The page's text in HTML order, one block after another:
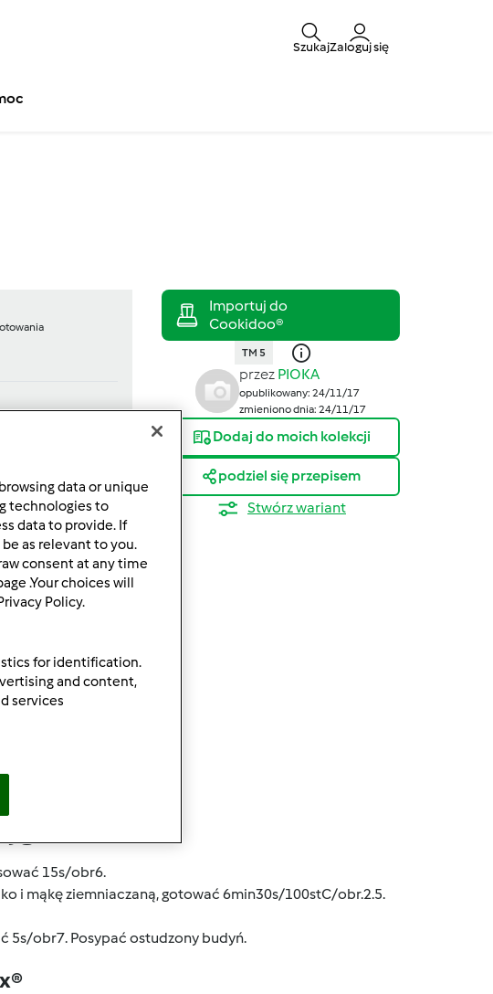
SzukajZaloguj się
porcji
porcji
TM 5
przez PIOKA
opublikowany: 24/11/17
zmieniono dnia: 24/11/17
Dodaj do moich kolekcji
podziel się przepisem
Stwórz wariant
15s/obr6.
i mąkę ziemniaczaną, gotować 6min30s/100stC/obr.2.5.
5s/obr7. Posypać ostudzony budyń.
data or unique
technologies to
data to provide. If
as relevant to you.
consent at any time
.Your choices will
Policy.
for identification.
and content,
services